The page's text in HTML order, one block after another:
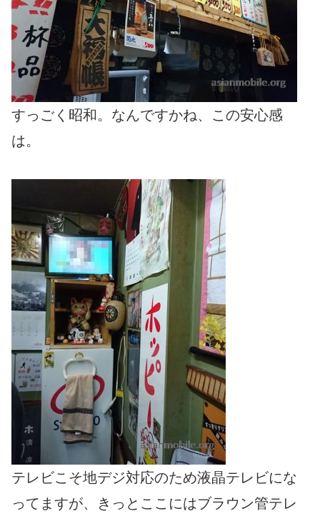
すっごく昭和。なんですかね、この安心感
は。
テレビこそ地デジ対応のため液晶テレビにな
ってますが、きっとここにはブラウン管テレ